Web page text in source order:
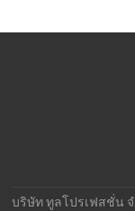
บริษัท ทูลโปรเฟสชั่น